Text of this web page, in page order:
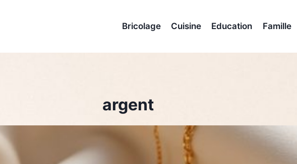
Bricolage Cuisine Education Famille
argent